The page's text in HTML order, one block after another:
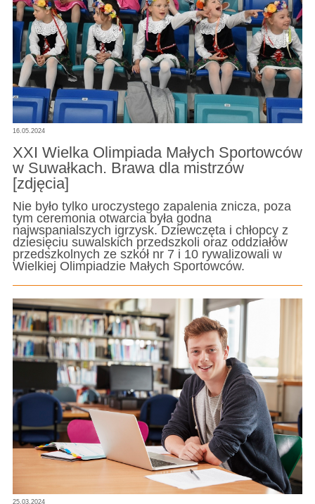
16.05.2024
XXI Wielka Olimpiada Małych Sportowców
w Suwałkach. Brawa dla mistrzów
[zdjęcia]
Nie było tylko uroczystego zapalenia znicza, poza
tym ceremonia otwarcia była godna
najwspanialszych igrzysk. Dziewczęta i chłopcy z
dziesięciu suwalskich przedszkoli oraz oddziałów
przedszkolnych ze szkół nr 7 i 10 rywalizowali w
Wielkiej Olimpiadzie Małych Sportowców.
25.03.2024